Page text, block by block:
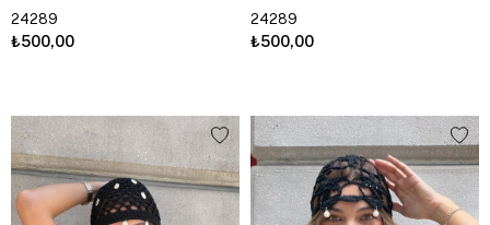
24289
₺500,00
24289
₺500,00